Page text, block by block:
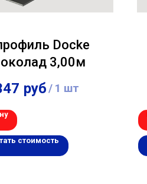
Docke
3,00м
руб/ 1 шт
стоимость